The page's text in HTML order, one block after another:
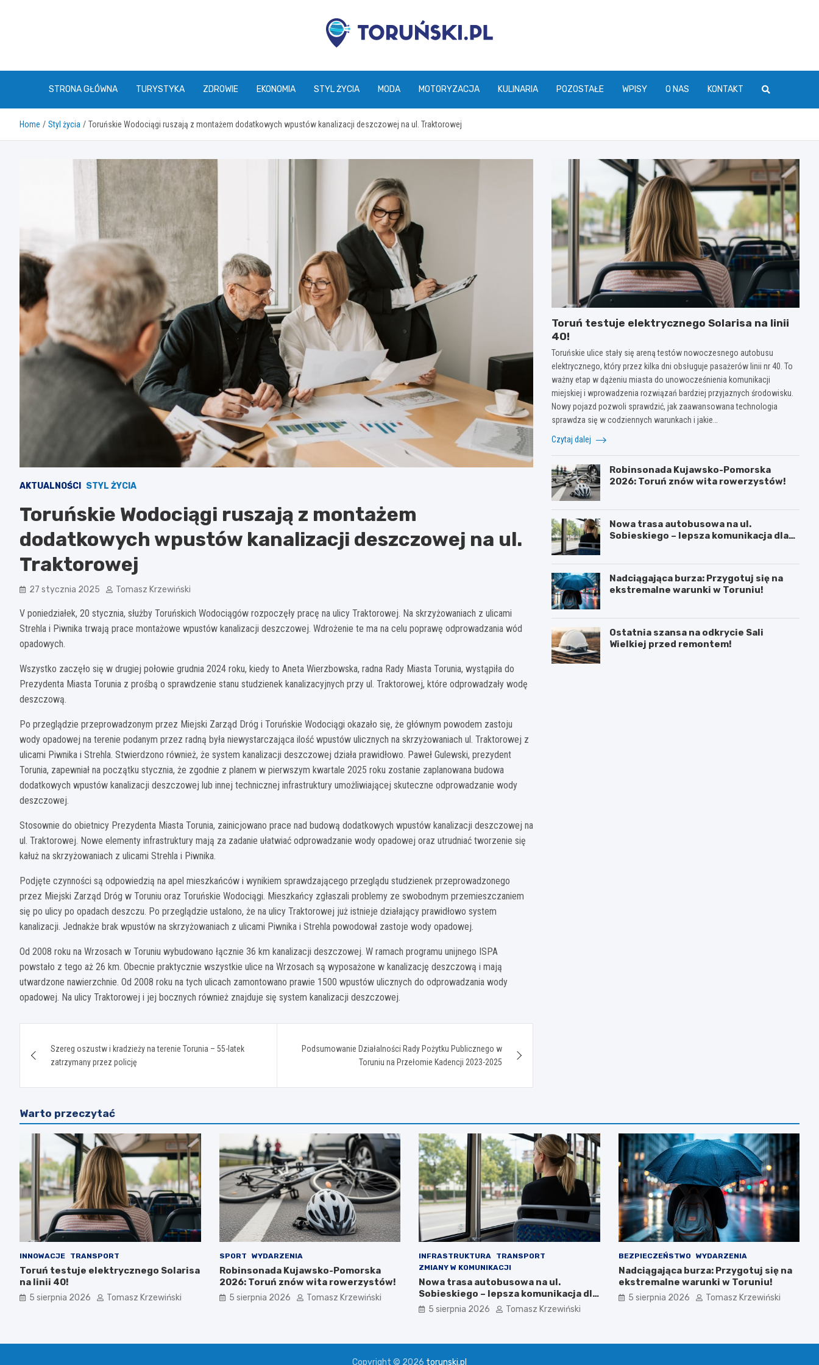
torunski.pl
STRONA GŁÓWNA TURYSTYKA ZDROWIE EKONOMIA STYL ŻYCIA MODA MOTORYZACJA KULINARIA POZOSTAŁE WPISY O NAS KONTAKT
Home Styl życia Toruńskie Wodociągi ruszają z montażem dodatkowych wpustów kanalizacji deszczowej na ul. Traktorowej
AKTUALNOŚCI STYL ŻYCIA
Toruńskie Wodociągi ruszają z montażem
dodatkowych wpustów kanalizacji deszczowej na ul.
Traktorowej
27 stycznia 2025 Tomasz Krzewiński
V poniedziałek, 20 stycznia, służby Toruńskich Wodociągów rozpoczęły pracę na ulicy Traktorowej. Na skrzyżowaniach z ulicami
Strehla i Piwnika trwają prace montażowe wpustów kanalizacji deszczowej. Wdrożenie te ma na celu poprawę odprowadzania wód
opadowych.
Wszystko zaczęło się w drugiej połowie grudnia 2024 roku, kiedy to Aneta Wierzbowska, radna Rady Miasta Torunia, wystąpiła do
Prezydenta Miasta Torunia z prośbą o sprawdzenie stanu studzienek kanalizacyjnych przy ul. Traktorowej, które odprowadzały wodę
deszczową.
Po przeglądzie przeprowadzonym przez Miejski Zarząd Dróg i Toruńskie Wodociągi okazało się, że głównym powodem zastoju
wody opadowej na terenie podanym przez radną była niewystarczająca ilość wpustów ulicznych na skrzyżowaniach ul. Traktorowej z
ulicami Piwnika i Strehla. Stwierdzono również, że system kanalizacji deszczowej działa prawidłowo. Paweł Gulewski, prezydent
Torunia, zapewniał na początku stycznia, że zgodnie z planem w pierwszym kwartale 2025 roku zostanie zaplanowana budowa
dodatkowych wpustów kanalizacji deszczowej lub innej technicznej infrastruktury umożliwiającej skuteczne odprowadzanie wody
deszczowej.
Stosownie do obietnicy Prezydenta Miasta Torunia, zainicjowano prace nad budową dodatkowych wpustów kanalizacji deszczowej na
ul. Traktorowej. Nowe elementy infrastruktury mają za zadanie ułatwiać odprowadzanie wody opadowej oraz utrudniać tworzenie się
kałuż na skrzyżowaniach z ulicami Strehla i Piwnika.
Podjęte czynności są odpowiedzią na apel mieszkańców i wynikiem sprawdzającego przeglądu studzienek przeprowadzonego
przez Miejski Zarząd Dróg w Toruniu oraz Toruńskie Wodociągi. Mieszkańcy zgłaszali problemy ze swobodnym przemieszczaniem
się po ulicy po opadach deszczu. Po przeglądzie ustalono, że na ulicy Traktorowej już istnieje działający prawidłowo system
kanalizacji. Jednakże brak wpustów na skrzyżowaniach z ulicami Piwnika i Strehla powodował zastoje wody opadowej.
Od 2008 roku na Wrzosach w Toruniu wybudowano łącznie 36 km kanalizacji deszczowej. W ramach programu unijnego ISPA
powstało z tego aż 26 km. Obecnie praktycznie wszystkie ulice na Wrzosach są wyposażone w kanalizację deszczową i mają
utwardzone nawierzchnie. Od 2008 roku na tych ulicach zamontowano prawie 1500 wpustów ulicznych do odprowadzania wody
opadowej. Na ulicy Traktorowej i jej bocznych również znajduje się system kanalizacji deszczowej.
wpisu
Szereg oszustw i kradzieży na terenie Torunia – 55-latek
zatrzymany przez policję
Podsumowanie Działalności Rady Pożytku Publicznego w
Toruniu na Przełomie Kadencji 2023-2025
Toruń testuje elektrycznego Solarisa na linii
40!
Toruńskie ulice stały się areną testów nowoczesnego autobusu
elektrycznego, który przez kilka dni obsługuje pasażerów linii nr 40. To
ważny etap w dążeniu miasta do unowocześnienia komunikacji
miejskiej i wprowadzenia rozwiązań bardziej przyjaznych środowisku.
Nowy pojazd pozwoli sprawdzić, jak zaawansowana technologia
sprawdza się w codziennych warunkach i jakie…
Czytaj dalej
Robinsonada Kujawsko-Pomorska
2026: Toruń znów wita rowerzystów!
Nowa trasa autobusowa na ul.
Sobieskiego – lepsza komunikacja dla
Nadciągająca burza: Przygotuj się na
ekstremalne warunki w Toruniu!
Ostatnia szansa na odkrycie Sali
Wielkiej przed remontem!
Warto przeczytać
INNOWACJE TRANSPORT
Toruń testuje elektrycznego Solarisa
na linii 40!
5 sierpnia 2026 Tomasz Krzewiński
SPORT WYDARZENIA
Robinsonada Kujawsko-Pomorska
2026: Toruń znów wita rowerzystów!
5 sierpnia 2026 Tomasz Krzewiński
INFRASTRUKTURA
TRANSPORT
ZMIANY W KOMUNIKACJI
Nowa trasa autobusowa na ul.
Sobieskiego – lepsza komunikacja dla
mieszkańców!
5 sierpnia 2026 Tomasz Krzewiński
BEZPIECZEŃSTWO WYDARZENIA
Nadciągająca burza: Przygotuj się na
ekstremalne warunki w Toruniu!
5 sierpnia 2026 Tomasz Krzewiński
Copyright © 2026 torunski.pl